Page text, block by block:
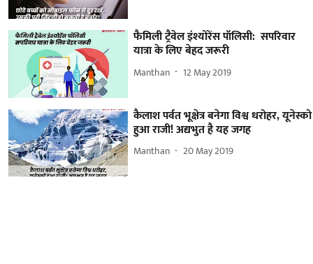
फैमिली ट्रैवेल इंश्योरेंस पॉलिसी: सपरिवार
यात्रा के लिए बेहद जरूरी
Manthan 12 May 2019
कैलाश पर्वत भूक्षेत्र बनेगा विश्व धरोहर, यूनेस्को
हुआ राजी! अद्यभुत है यह जगह
Manthan 20 May 2019